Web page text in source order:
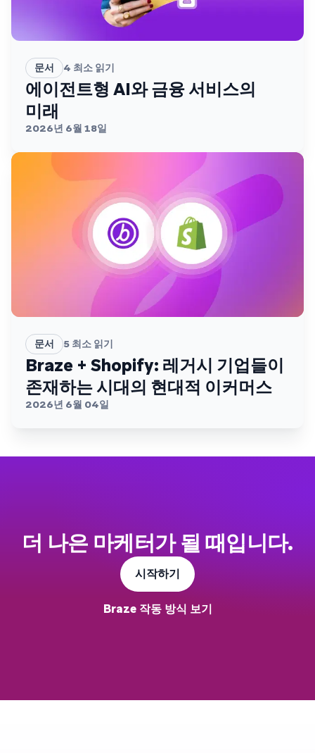
문서 4 최소 읽기
에이전트형 AI와 금융 서비스의
미래
2026년 6월 18일
문서 5 최소 읽기
Braze + Shopify: 레거시 기업들이
존재하는 시대의 현대적 이커머스
2026년 6월 04일
더 나은 마케터가 될 때입니다.
시작하기
Braze 작동 방식 보기